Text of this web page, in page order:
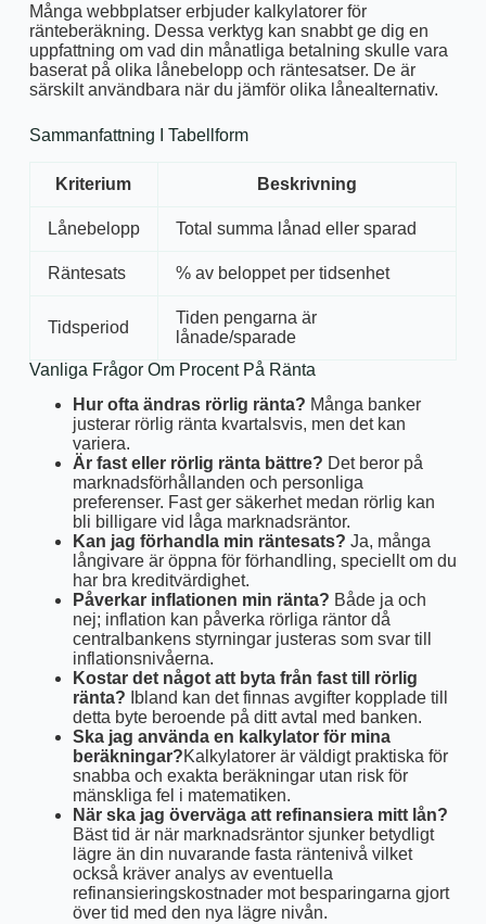
Många webbplatser erbjuder kalkylatorer för
ränteberäkning. Dessa verktyg kan snabbt ge dig en
uppfattning om vad din månatliga betalning skulle vara
baserat på olika lånebelopp och räntesatser. De är
särskilt användbara när du jämför olika lånealternativ.
Sammanfattning I Tabellform
Kriterium Beskrivning
Lånebelopp Total summa lånad eller sparad
Räntesats % av beloppet per tidsenhet
Tidsperiod
Tiden pengarna är
lånade/sparade
Vanliga Frågor Om Procent På Ränta
Hur ofta ändras rörlig ränta? Många banker
justerar rörlig ränta kvartalsvis, men det kan
variera.
Är fast eller rörlig ränta bättre? Det beror på
marknadsförhållanden och personliga
preferenser. Fast ger säkerhet medan rörlig kan
bli billigare vid låga marknadsräntor.
Kan jag förhandla min räntesats? Ja, många
långivare är öppna för förhandling, speciellt om du
har bra kreditvärdighet.
Påverkar inflationen min ränta? Både ja och
nej; inflation kan påverka rörliga räntor då
centralbankens styrningar justeras som svar till
inflationsnivåerna.
Kostar det något att byta från fast till rörlig
ränta?
Ibland kan det finnas avgifter kopplade till
detta byte beroende på ditt avtal med banken.
Ska jag använda en kalkylator för mina
beräkningar?Kalkylatorer är väldigt praktiska för
snabba och exakta beräkningar utan risk för
mänskliga fel i matematiken.
När ska jag överväga att refinansiera mitt lån?
Bäst tid är när marknadsräntor sjunker betydligt
lägre än din nuvarande fasta räntenivå vilket
också kräver analys av eventuella
refinansieringskostnader mot besparingarna gjort
över tid med den nya lägre nivån.